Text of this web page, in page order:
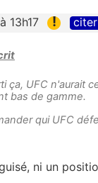
13h17 ! citer
ça, UFC n'aurait
bas de gamme.
qui UFC
ni un